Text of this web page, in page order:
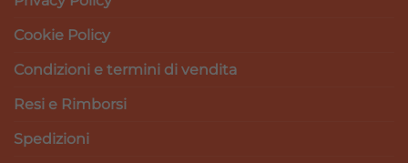
Cookie Policy
Condizioni e termini di vendita
Resi e Rimborsi
Spedizioni